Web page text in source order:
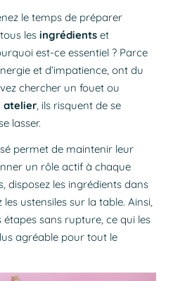
le temps de préparer
les ingrédients et
est-ce essentiel ? Parce
et d’impatience, ont du
chercher un fouet ou
atelier, ils risquent de se
lasser.
permet de maintenir leur
un rôle actif à chaque
disposez les ingrédients dans
ustensiles sur la table. Ainsi,
étapes sans rupture, ce qui les
agréable pour tout le